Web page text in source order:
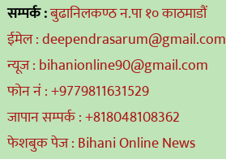
सम्पर्क :बुढानिलकण्ठ न.पा १० काठमाडौं
ईमेल : deependrasarum@gmail.com
न्यूज : bihanionline90@gmail.com
फोन नं : +9779811631529
जापान सम्पर्क : +818048108362
फेशबुक पेज : Bihani Online News